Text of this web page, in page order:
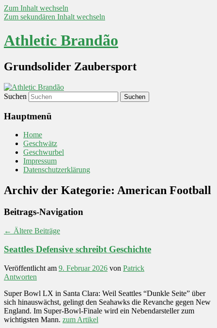
Zum Inhalt wechseln
Zum sekundären Inhalt wechseln
Athletic Brandão
Grundsolider Zaubersport
Suchen
Hauptmenü
Home
Geschwätz
Geschwurbel
Impressum
Datenschutzerklärung
Archiv der Kategorie: American Football
Beitrags-Navigation
← Ältere Beiträge
Seattles Defensive schreibt Geschichte
Veröffentlicht am 9. Februar 2026 von Patrick
Antworten
Super Bowl LX in Santa Clara: Weil Seattles “Dunkle Seite” über
sich hinauswächst, gelingt den Seahawks die Revanche gegen New
England. Im Super-Bowl-Finale wird ein Nebendarsteller zum
wichtigsten Mann. zum Artikel